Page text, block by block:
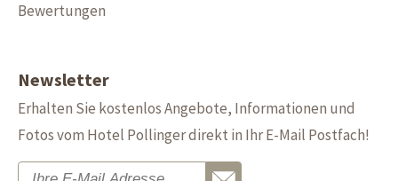
Bewertungen
Newsletter
Erhalten Sie kostenlos Angebote, Informationen und
Fotos vom Hotel Pollinger direkt in Ihr E-Mail Postfach!